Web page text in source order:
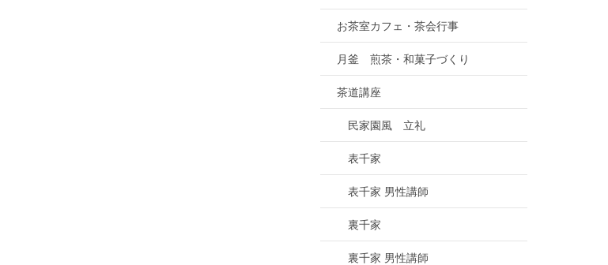
お茶室カフェ・茶会行事
月釜 煎茶・和菓子づくり
茶道講座
民家園風 立礼
表千家
表千家 男性講師
裏千家
裏千家 男性講師